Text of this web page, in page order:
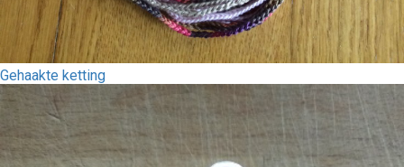
Gehaakte ketting